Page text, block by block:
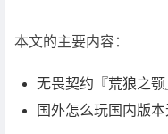
本文的主要内容：
无畏契约『荒狼之
国外怎么玩国内版本